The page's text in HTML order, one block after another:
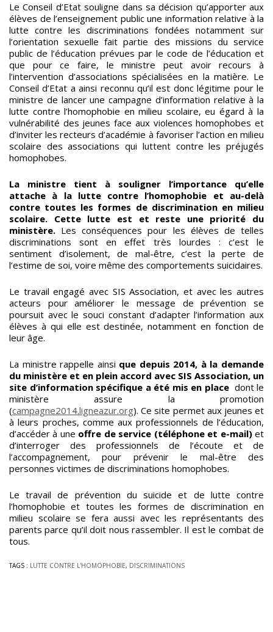
Le Conseil d’Etat souligne dans sa décision qu’apporter aux
élèves de l’enseignement public une information relative à la
lutte contre les discriminations fondées notamment sur
l’orientation sexuelle fait partie des missions du service
public de l’éducation prévues par le code de l’éducation et
que pour ce faire, le ministre peut avoir recours à
l’intervention d’associations spécialisées en la matière. Le
Conseil d’Etat a ainsi reconnu qu’il est donc légitime pour le
ministre de lancer une campagne d’information relative à la
lutte contre l’homophobie en milieu scolaire, eu égard à la
vulnérabilité des jeunes face aux violences homophobes et
d’inviter les recteurs d’académie à favoriser l’action en milieu
scolaire des associations qui luttent contre les préjugés
homophobes.
La ministre tient à souligner l’importance qu’elle
attache à la lutte contre l’homophobie et au-delà
contre toutes les formes de discrimination en milieu
scolaire. Cette lutte est et reste une priorité du
ministère. Les conséquences pour les élèves de telles
discriminations sont en effet très lourdes : c’est le
sentiment d’isolement, de mal-être, c’est la perte de
l’estime de soi, voire même des comportements suicidaires.
Le travail engagé avec SIS Association, et avec les autres
acteurs pour améliorer le message de prévention se
poursuit avec le souci constant d’adapter l’information aux
élèves à qui elle est destinée, notamment en fonction de
leur âge.
La ministre rappelle ainsi que depuis 2014, à la demande
du ministère et en plein accord avec SIS Association, un
site d’information spécifique a été mis en placedont le
ministère assure la promotion
(campagne2014.ligneazur.org). Ce site permet aux jeunes et
à leurs proches, comme aux professionnels de l’éducation,
d’accéder à une offre de service (téléphone et e-mail)et
d’interroger des professionnels de l’écoute et de
l’accompagnement, pour prévenir le mal-être des
personnes victimes de discriminations homophobes.
Le travail de prévention du suicide et de lutte contre
l’homophobie et toutes les formes de discrimination en
milieu scolaire se fera aussi avec les représentants des
parents parce qu’il doit nous rassembler. Il est le combat de
tous.
TAGS : LUTTE CONTRE L'HOMOPHOBIE, DISCRIMINATIONS